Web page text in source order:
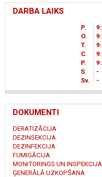
DARBA LAIKS
P. 9
O.
9
T.
9
C.
9
P.
9
S.
-
Sv.
-
DOKUMENTI
DERATIZĀCIJA
DEZINSEKCIJA
DEZINFEKCIJA
FUMIGĀCIJA
MONITORINGS UN INSPEKCIJA
ĢENERĀLĀ UZKOPŠANA